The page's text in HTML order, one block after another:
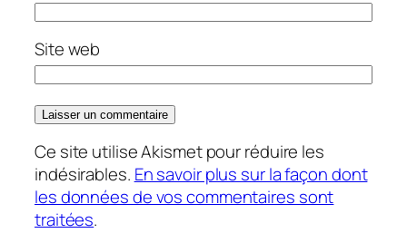
Site web
Ce site utilise Akismet pour réduire les
indésirables. En savoir plus sur la façon dont
les données de vos commentaires sont
traitées.